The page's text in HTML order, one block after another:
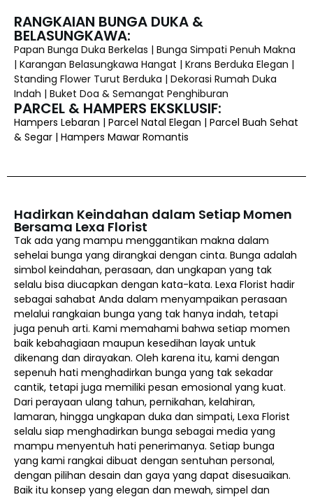
RANGKAIAN BUNGA DUKA &
BELASUNGKAWA:
Papan Bunga Duka Berkelas | Bunga Simpati Penuh Makna
| Karangan Belasungkawa Hangat | Krans Berduka Elegan |
Standing Flower Turut Berduka | Dekorasi Rumah Duka
Indah | Buket Doa & Semangat Penghiburan
PARCEL & HAMPERS EKSKLUSIF:
Hampers Lebaran | Parcel Natal Elegan | Parcel Buah Sehat
& Segar | Hampers Mawar Romantis
Hadirkan Keindahan dalam Setiap Momen
Bersama Lexa Florist
Tak ada yang mampu menggantikan makna dalam
sehelai bunga yang dirangkai dengan cinta. Bunga adalah
simbol keindahan, perasaan, dan ungkapan yang tak
selalu bisa diucapkan dengan kata-kata. Lexa Florist hadir
sebagai sahabat Anda dalam menyampaikan perasaan
melalui rangkaian bunga yang tak hanya indah, tetapi
juga penuh arti. Kami memahami bahwa setiap momen
baik kebahagiaan maupun kesedihan layak untuk
dikenang dan dirayakan. Oleh karena itu, kami dengan
sepenuh hati menghadirkan bunga yang tak sekadar
cantik, tetapi juga memiliki pesan emosional yang kuat.
Dari perayaan ulang tahun, pernikahan, kelahiran,
lamaran, hingga ungkapan duka dan simpati, Lexa Florist
selalu siap menghadirkan bunga sebagai media yang
mampu menyentuh hati penerimanya. Setiap bunga
yang kami rangkai dibuat dengan sentuhan personal,
dengan pilihan desain dan gaya yang dapat disesuaikan.
Baik itu konsep yang elegan dan mewah, simpel dan